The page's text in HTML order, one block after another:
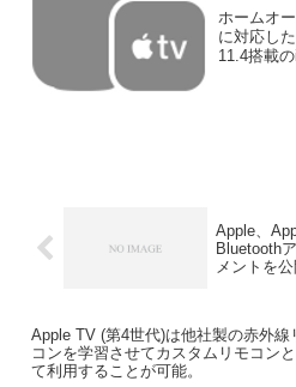
iPadで
ホームオ
に対応し
11.4搭載
Apple、
Bluetooth
メントを
Apple TV (第4世代)は他社製の赤外線
コンを学習させてカスタムリモコン
て利用することが可能。